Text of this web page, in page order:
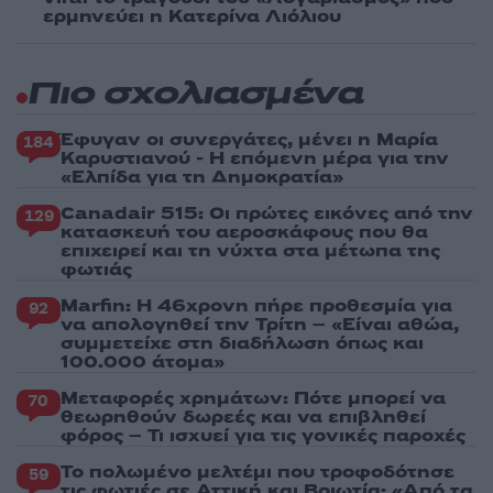
ερμηνεύει η Κατερίνα Λιόλιου
Πιο σχολιασμένα
184 Έφυγαν οι συνεργάτες, μένει η Μαρία
Καρυστιανού - Η επόμενη μέρα για την
«Ελπίδα για τη Δημοκρατία»
129 Canadair 515: Οι πρώτες εικόνες από την
κατασκευή του αεροσκάφους που θα
επιχειρεί και τη νύχτα στα μέτωπα της
φωτιάς
92 Marfin: Η 46χρονη πήρε προθεσμία για
να απολογηθεί την Τρίτη – «Είναι αθώα,
συμμετείχε στη διαδήλωση όπως και
100.000 άτομα»
70 Μεταφορές χρημάτων: Πότε μπορεί να
θεωρηθούν δωρεές και να επιβληθεί
φόρος – Τι ισχυεί για τις γονικές παροχές
59 Το πολωμένο μελτέμι που τροφοδότησε